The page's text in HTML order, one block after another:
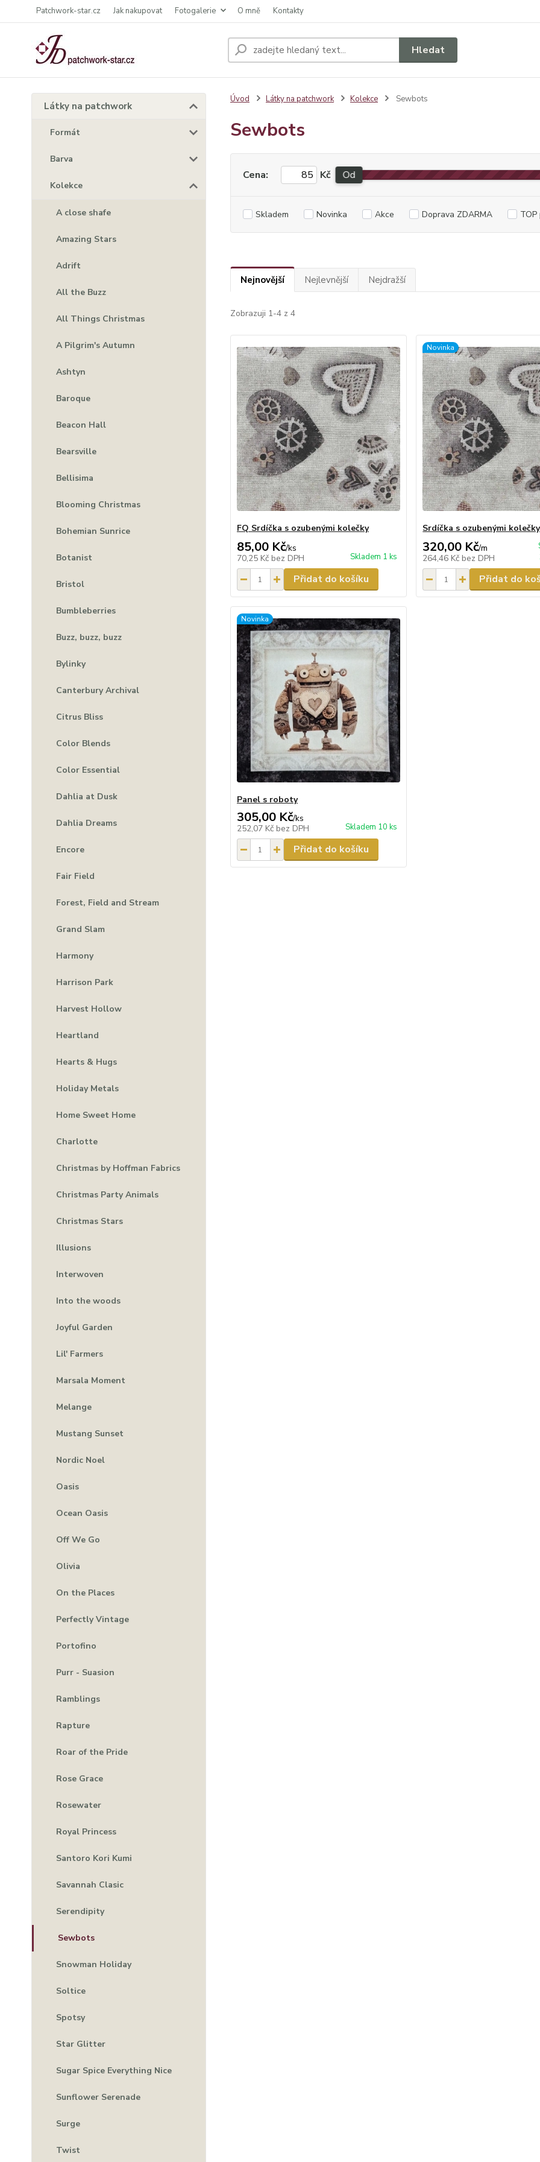
Patchwork-star.cz Jak nakupovat Fotogalerie O mně Kontakty
Hledat
Látky na patchwork
Formát
Barva
Kolekce
A close shafe
Amazing Stars
Adrift
All the Buzz
All Things Christmas
A Pilgrim's Autumn
Ashtyn
Baroque
Beacon Hall
Bearsville
Bellisima
Blooming Christmas
Bohemian Sunrice
Botanist
Bristol
Bumbleberries
Buzz, buzz, buzz
Bylinky
Canterbury Archival
Citrus Bliss
Color Blends
Color Essential
Dahlia at Dusk
Dahlia Dreams
Encore
Fair Field
Forest, Field and Stream
Grand Slam
Harmony
Harrison Park
Harvest Hollow
Heartland
Hearts & Hugs
Holiday Metals
Home Sweet Home
Charlotte
Christmas by Hoffman Fabrics
Christmas Party Animals
Christmas Stars
Illusions
Interwoven
Into the woods
Joyful Garden
Lil' Farmers
Marsala Moment
Melange
Mustang Sunset
Nordic Noel
Oasis
Ocean Oasis
Off We Go
Olivia
On the Places
Perfectly Vintage
Portofino
Purr - Suasion
Ramblings
Rapture
Roar of the Pride
Rose Grace
Rosewater
Royal Princess
Santoro Kori Kumi
Savannah Clasic
Serendipity
Sewbots
Snowman Holiday
Soltice
Spotsy
Star Glitter
Sugar Spice Everything Nice
Sunflower Serenade
Surge
Twist
Úvod Látky na patchwork Kolekce Sewbots
Sewbots
Cena: Kč Od
Skladem Novinka Akce Doprava ZDARMA
Nejnovější Nejlevnější Nejdražší
Zobrazuji 1-4 z 4
FQ Srdíčka s ozubenými kolečky
85,00 Kč/ks
70,25 Kč bez DPH Skladem 1 ks
Přidat do košíku
Novinka
Srdíčka s ozubenými kolečky
320,00 Kč/m
264,46 Kč bez DPH
Přidat do
Novinka
Panel s roboty
305,00 Kč/ks
252,07 Kč bez DPH Skladem 10 ks
Přidat do košíku